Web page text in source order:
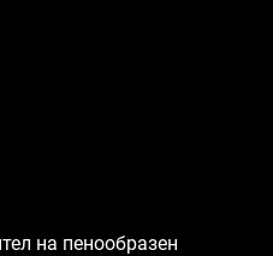
на пенообразен